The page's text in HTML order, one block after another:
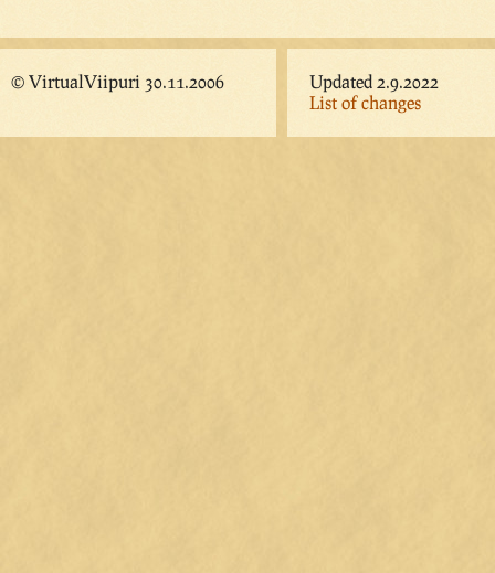
© VirtualViipuri 30.11.2006
Updated 2.9.2022
List of changes